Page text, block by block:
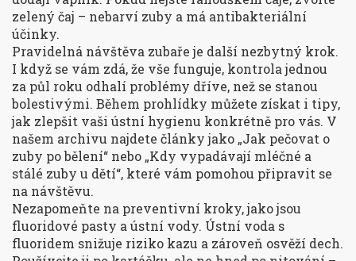
zelený čaj – nebarví zuby a má antibakteriální
účinky.
Pravidelná návštěva zubaře je další nezbytný krok.
I když se vám zdá, že vše funguje, kontrola jednou
za půl roku odhalí problémy dříve, než se stanou
bolestivými. Během prohlídky můžete získat i tipy,
jak zlepšit vaši ústní hygienu konkrétně pro vás. V
našem archivu najdete články jako „Jak pečovat o
zuby po bělení“ nebo „Kdy vypadávají mléčné a
stálé zuby u dětí“, které vám pomohou připravit se
na návštěvu.
Nezapomeňte na preventivní kroky, jako jsou
fluoridové pasty a ústní vody. Ústní voda s
fluoridem snižuje riziko kazu a zároveň osvěží dech.